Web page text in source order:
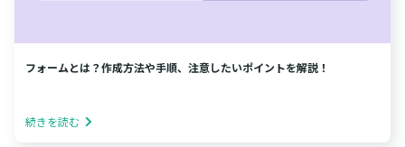
フォームとは？作成方法や手順、注意したいポイントを解説！
続きを読む